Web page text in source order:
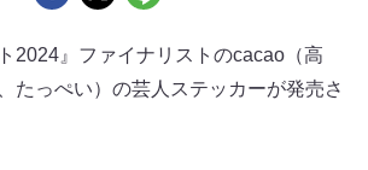
2024』ファイナリストのcacao（高
たっぺい）の芸人ステッカーが発売さ